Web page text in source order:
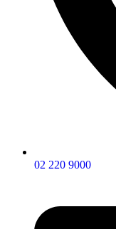
02 220 9000